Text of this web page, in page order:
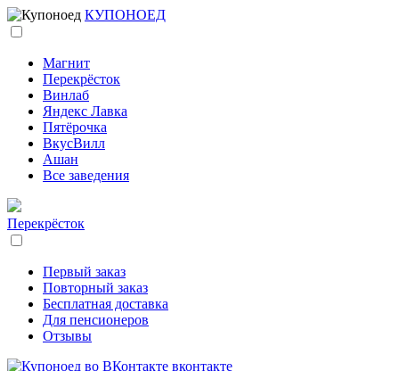
КУПОНОЕД
Магнит
Перекрёсток
Винлаб
Яндекс Лавка
Пятёрочка
ВкусВилл
Ашан
Все заведения
Перекрёсток
Первый заказ
Повторный заказ
Бесплатная доставка
Для пенсионеров
Отзывы
вконтакте